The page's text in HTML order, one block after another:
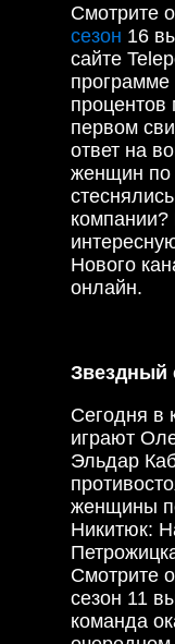
Смотрите
сезон 16
сайте
программе
процентов
первом
ответ на
женщин по
компании?
Нового
онлайн.
Звездный
Сегодня в
играют
Эльдар
женщины
Никитюк:
Смотрите
сезон 11
команда